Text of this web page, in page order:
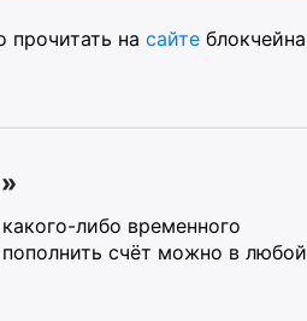
прочитать на сайте блокчейна
либо временного
счёт можно в любой